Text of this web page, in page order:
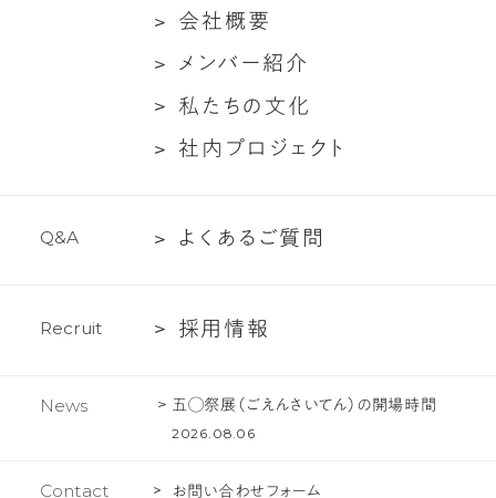
対
談
に
つ
会
要
会社概要
メ
ー
メ ンバ ー紹介
私
文
私 た ちの 文化
社
ロ
ク
社 内 プロ ジ ェ ク ト
Q&A
よ
る
問
よ く あ る ご質 問
Recruit
採 採用 情報
News 五◯祭展（ごえんさいてん）の開場時間
2026.08.06
Contact お問い合わせフォーム